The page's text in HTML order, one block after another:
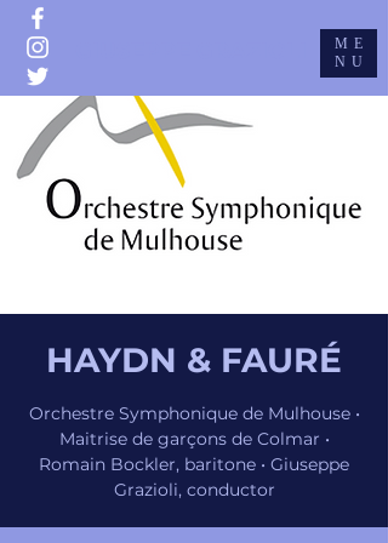
ME
NU
HAYDN & FAURÉ
Orchestre Symphonique de Mulhouse •
Maitrise de garçons de Colmar •
Romain Bockler, baritone • Giuseppe
Grazioli, conductor